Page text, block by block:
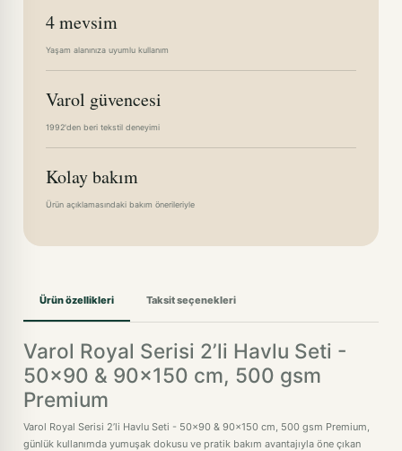
4 mevsim
Yaşam alanınıza uyumlu kullanım
Varol güvencesi
1992'den beri tekstil deneyimi
Kolay bakım
Ürün açıklamasındaki bakım önerileriyle
Ürün özellikleri Taksit seçenekleri
Varol Royal Serisi 2’li Havlu Seti -
50x90 & 90x150 cm, 500 gsm
Premium
Varol Royal Serisi 2’li Havlu Seti - 50x90 & 90x150 cm, 500 gsm Premium,
günlük kullanımda yumuşak dokusu ve pratik bakım avantajıyla öne çıkan